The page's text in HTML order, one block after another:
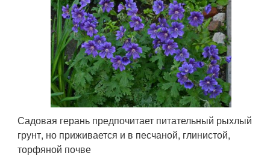
Садовая герань предпочитает питательный рыхлый
грунт, но приживается и в песчаной, глинистой,
торфяной почве